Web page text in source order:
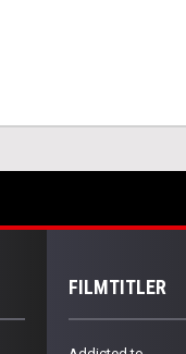
FILMTITLER